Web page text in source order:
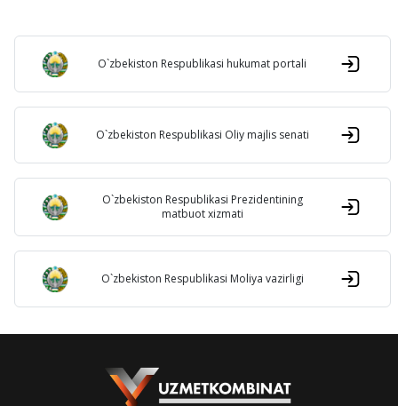
O`zbekiston Respublikasi hukumat portali
O`zbekiston Respublikasi Oliy majlis senati
O`zbekiston Respublikasi Prezidentining
matbuot xizmati
O`zbekiston Respublikasi Moliya vazirligi